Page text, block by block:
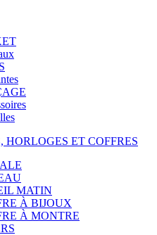
HORLOGES ET COFFRES
MATIN
À BIJOUX
À MONTRE